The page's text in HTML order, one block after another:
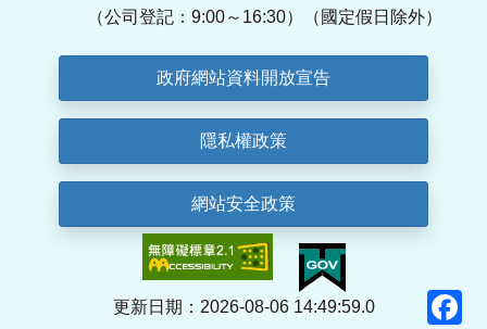
（公司登記：9:00～16:30）（國定假日除外）
政府網站資料開放宣告
隱私權政策
網站安全政策
更新日期：2026-08-06 14:49:59.0